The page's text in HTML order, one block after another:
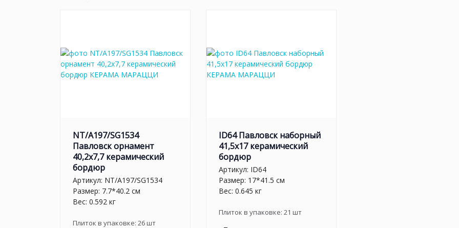
NT/A197/SG1534
Павловск орнамент
40,2x7,7 керамический
бордюр
Артикул: NT/A197/SG1534
Размер: 7.7*40.2 см
Вес: 0.592 кг
Плиток в упаковке: 26шт
ID64 Павловск наборный
41,5x17 керамический
бордюр
Артикул: ID64
Размер: 17*41.5 см
Вес: 0.645 кг
Плиток в упаковке: 21 шт